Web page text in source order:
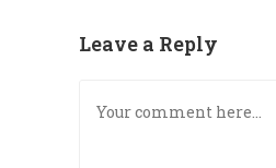
Leave a Reply